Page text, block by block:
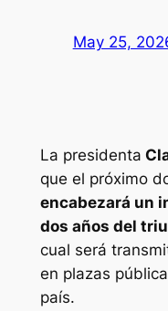
May 25,
La presidenta
que el próximo
encabezará un
dos años del
cual será
en plazas
país.